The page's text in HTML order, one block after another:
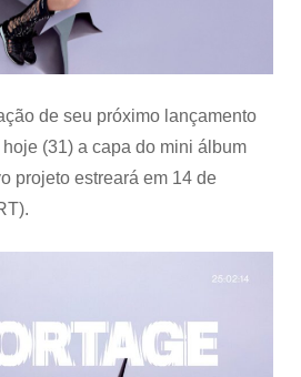
de seu próximo lançamento
(31) a capa do mini álbum
projeto estreará em 14 de